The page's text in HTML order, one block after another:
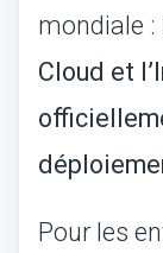
mondiale :
Cloud et
Pour les